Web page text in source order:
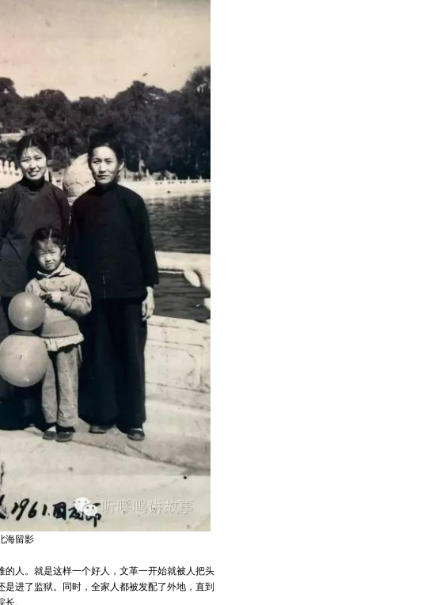
海留影
人。就是这样一个好人，文革一开始就被人把头
进了监狱。同时，全家人都被发配了外地，直到
。